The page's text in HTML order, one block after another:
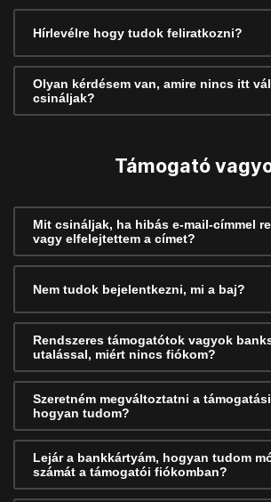
Hírlevélre hogy tudok feliratkozni?
Olyan kérdésem van, amire nincs itt
csináljak?
Támogató
Mit csináljak, ha hibás e-mail-címmel
vagy elfelejtettem a címet?
Nem tudok bejelentkezni, mi a baj?
Rendszeres támogatótok vagyok
utalással, miért nincs fiókom?
Szeretném megváltoztatni a
hogyan tudom?
Lejár a bankkártyám, hogyan tudom
számát a támogatói fiókomban?